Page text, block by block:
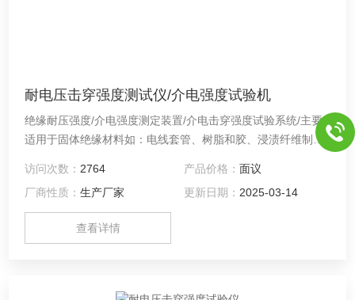
耐电压击穿强度测试仪/介电强度试验机
绝缘耐压强度/介电强度测定装置/介电击穿强度试验系统/主要
适用于固体绝缘材料如：电线套管、树脂和胶、浸渍纤维制
胶、电缆纸、绝缘漆漆膜、硬质橡胶、纸板、绝缘油等绝缘介
质在空气或液体介质中，测量工频（48~62Hz）或对应直流电
压下击穿强度和耐电压时间。 耐电压击穿强度测试仪/介电强
访问次数： 2764 产品价格： 面议
厂商性质：生产厂家 更新日期： 2025-03-14
查看详情